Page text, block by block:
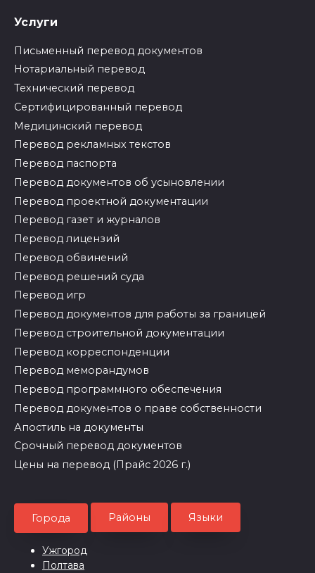
Услуги
Письменный перевод документов
Нотариальный перевод
Технический перевод
Сертифицированный перевод
Медицинский перевод
Перевод рекламных текстов
Перевод паспорта
Перевод документов об усыновлении
Перевод проектной документации
Перевод газет и журналов
Перевод лицензий
Перевод обвинений
Перевод решений суда
Перевод игр
Перевод документов для работы за границей
Перевод строительной документации
Перевод корреспонденции
Перевод меморандумов
Перевод программного обеспечения
Перевод документов о праве собственности
Апостиль на документы
Срочный перевод документов
Цены на перевод (Прайс 2026 г.)
Города Районы Языки
Ужгород
Полтава